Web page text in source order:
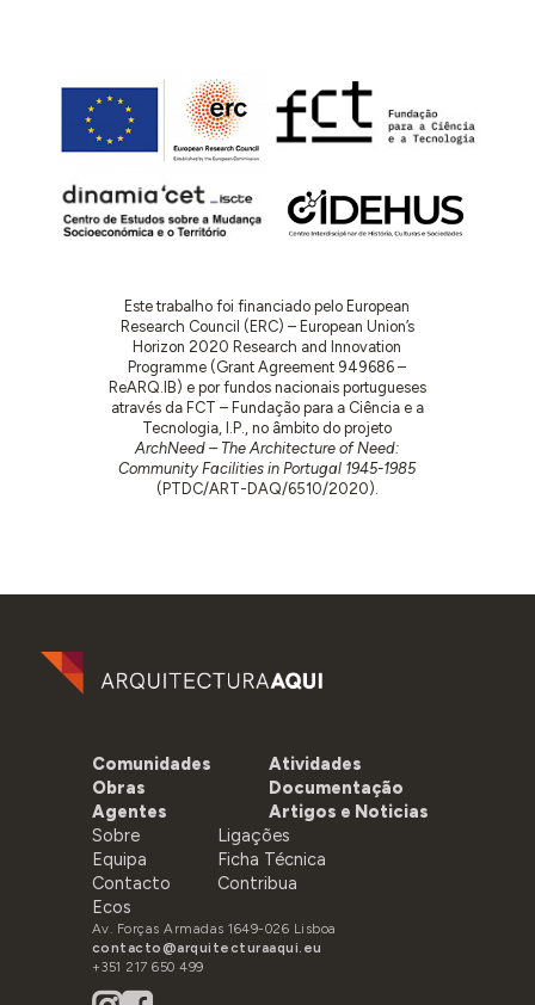
Este trabalho foi financiado pelo European
Research Council (ERC) – European Union’s
Horizon 2020 Research and Innovation
Programme (Grant Agreement 949686 –
ReARQ.IB) e por fundos nacionais portugueses
através da FCT – Fundação para a Ciência e a
Tecnologia, I.P., no âmbito do projeto
ArchNeed – The Architecture of Need:
Community Facilities in Portugal 1945-1985
(PTDC/ART-DAQ/6510/2020).
Comunidades
Obras
Agentes
Atividades
Documentação
Artigos e Noticias
Sobre
Equipa
Contacto
Ecos
Ligações
Ficha Técnica
Contribua
Av. Forças Armadas 1649-026 Lisboa
contacto@arquitecturaaqui.eu
+351 217 650 499